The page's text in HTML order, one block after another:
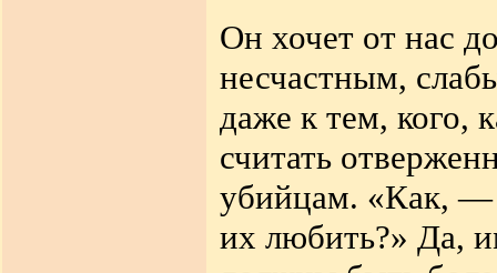
Он хочет от нас
несчастным,
даже к тем, кого,
считать
убийцам. «Как,
их любить?» Да,